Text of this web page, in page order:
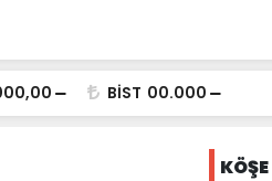
BİST 00.000
KÖŞE